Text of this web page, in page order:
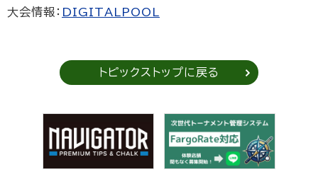
大会情報： DIGITALPOOL
トピックストップに戻る